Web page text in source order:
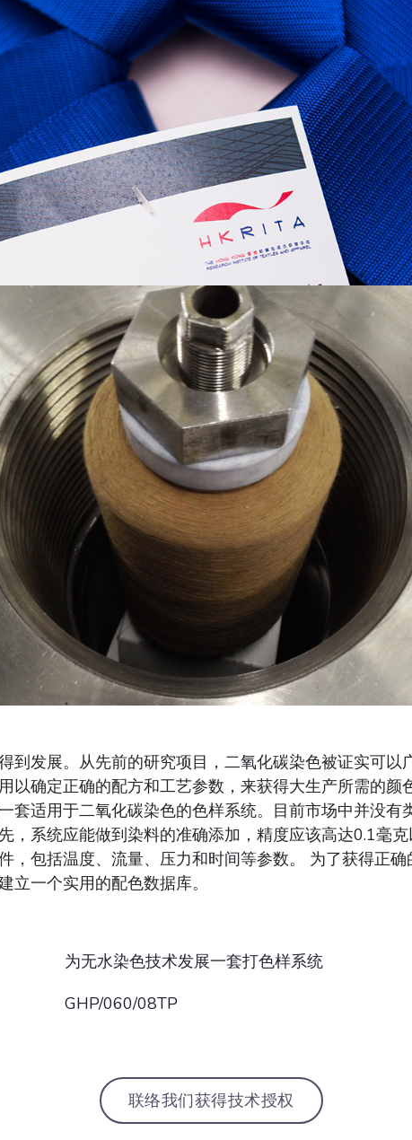
到发展。从先前的研究项目，二氧化碳染色被证实可以
以确定正确的配方和工艺参数，来获得大生产所需的颜
套适用于二氧化碳染色的色样系统。目前市场中并没有
，系统应能做到染料的准确添加，精度应该高达0.1毫
，包括温度、流量、压力和时间等参数。 为了获得正
立一个实用的配色数据库。
为无水染色技术发展一套打色样系统
GHP/060/08TP
联络我们获得技术授权